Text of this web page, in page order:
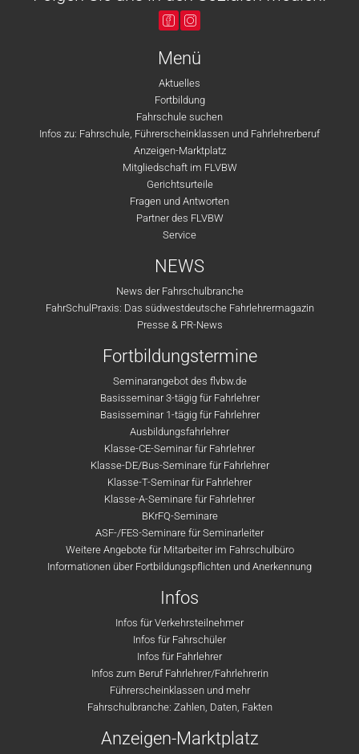
Menü
Aktuelles
Fortbildung
Fahrschule suchen
Infos zu: Fahrschule, Führerscheinklassen und Fahrlehrerberuf
Anzeigen-Marktplatz
Mitgliedschaft im FLVBW
Gerichtsurteile
Fragen und Antworten
Partner des FLVBW
Service
NEWS
News der Fahrschulbranche
FahrSchulPraxis: Das südwestdeutsche Fahrlehrermagazin
Presse & PR-News
Fortbildungstermine
Seminarangebot des flvbw.de
Basisseminar 3-tägig für Fahrlehrer
Basisseminar 1-tägig für Fahrlehrer
Ausbildungsfahrlehrer
Klasse-CE-Seminar für Fahrlehrer
Klasse-DE/Bus-Seminare für Fahrlehrer
Klasse-T-Seminar für Fahrlehrer
Klasse-A-Seminare für Fahrlehrer
BKrFQ-Seminare
ASF-/FES-Seminare für Seminarleiter
Weitere Angebote für Mitarbeiter im Fahrschulbüro
Informationen über Fortbildungspflichten und Anerkennung
Infos
Infos für Verkehrsteilnehmer
Infos für Fahrschüler
Infos für Fahrlehrer
Infos zum Beruf Fahrlehrer/Fahrlehrerin
Führerscheinklassen und mehr
Fahrschulbranche: Zahlen, Daten, Fakten
Anzeigen-Marktplatz